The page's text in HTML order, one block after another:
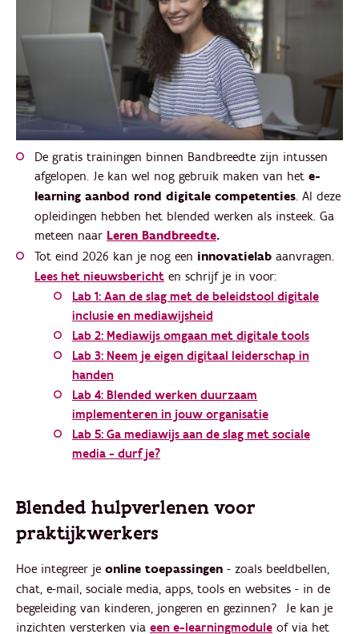
De gratis trainingen binnen Bandbreedte zijn intussen
afgelopen. Je kan wel nog gebruik maken van het e-
learning aanbod rond digitale competenties. Al deze
opleidingen hebben het blended werken als insteek. Ga
meteen naar Leren Bandbreedte.
Tot eind 2026 kan je nog een innovatielab aanvragen.
Lees het nieuwsbericht en schrijf je in voor:
Lab 1: Aan de slag met de beleidstool digitale
inclusie en mediawijsheid
Lab 2: Mediawijs omgaan met digitale tools
Lab 3: Neem je eigen digitaal leiderschap in
handen
Lab 4: Blended werken duurzaam
implementeren in jouw organisatie
Lab 5: Ga mediawijs aan de slag met sociale
media - durf je?
Blended hulpverlenen voor
praktijkwerkers
Hoe integreer je online toepassingen - zoals beeldbellen,
chat, e-mail, sociale media, apps, tools en websites - in de
begeleiding van kinderen, jongeren en gezinnen? Je kan je
inzichten versterken via een e-learningmodule of via het